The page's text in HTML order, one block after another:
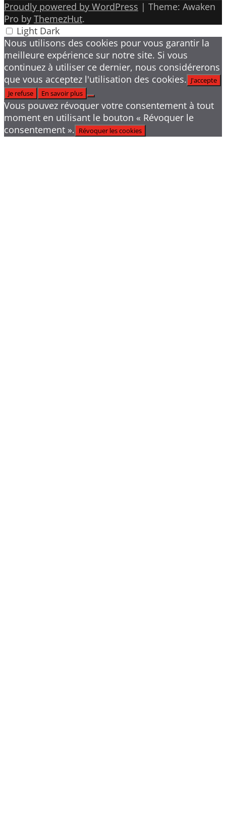
Proudly powered by WordPress | Theme: Awaken
Pro by ThemezHut.
Light Dark
Nous utilisons des cookies pour vous garantir la
meilleure expérience sur notre site. Si vous
continuez à utiliser ce dernier, nous considérerons
que vous acceptez l'utilisation des cookies. J'accepte
Je refuse
En savoir plus
Vous pouvez révoquer votre consentement à tout
moment en utilisant le bouton « Révoquer le
consentement ». Révoquer les cookies